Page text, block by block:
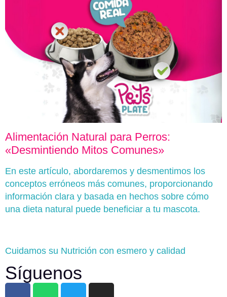
Alimentación Natural para Perros:
«Desmintiendo Mitos Comunes»
En este artículo, abordaremos y desmentimos los
conceptos erróneos más comunes, proporcionando
información clara y basada en hechos sobre cómo
una dieta natural puede beneficiar a tu mascota.
Cuidamos su Nutrición con esmero y calidad
Síguenos